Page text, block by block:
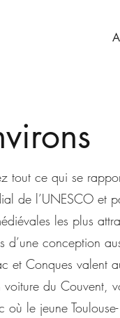
tout ce qui se
de l’UNESCO et
les plus
d’une conception
et Conques valent
du Couvent,
où le jeune